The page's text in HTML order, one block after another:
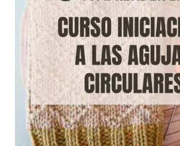
debería
aprender